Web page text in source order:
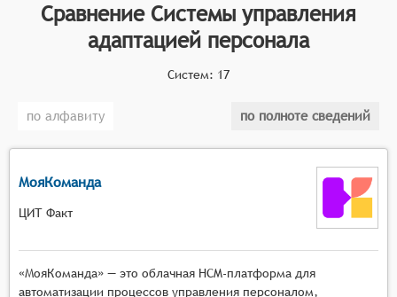
автоматизировать процедуры и процессы, связанные
с обучением, подготовкой рабочих мест,
внедрением в рабочую группу и деловым
общением. С помощью СУАП компании могут
ускорить и улучшить процесс обучения, снизить
Классификатор программных продуктов Соваре
определяет конкретные функциональные критерии
для систем. Для того чтобы соответствовать
категории систем управления адаптацией
персонала, они должны иметь следующие
Сравнение Системы управления
адаптацией персонала
Систем: 17
по алфавиту по полноте сведений
МояКоманда
ЦИТ Факт
«МояКоманда» — это облачная HCM-платформа для
автоматизации процессов управления персоналом,